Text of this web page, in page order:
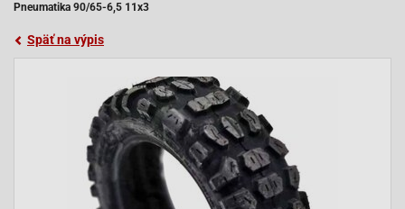
Pneumatika 90/65-6,5 11x3
Späť na výpis